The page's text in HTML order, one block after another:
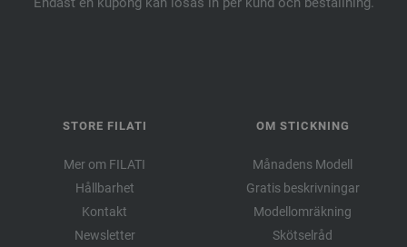
STORE FILATI
Mer om FILATI
Hållbarhet
Kontakt
Newsletter
OM STICKNING
Månadens Modell
Gratis beskrivningar
Modellomräkning
Skötselråd